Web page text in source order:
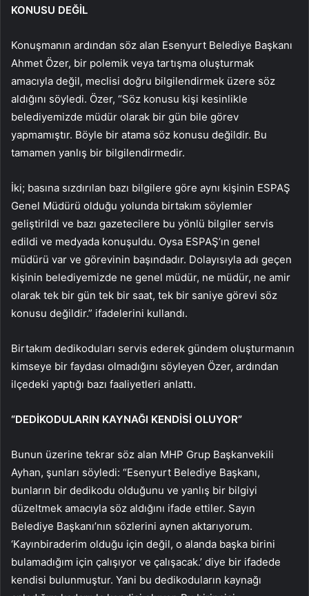
KONUSU DEĞİL
Konuşmanın ardından söz alan Esenyurt Belediye Başkanı
Ahmet Özer, bir polemik veya tartışma oluşturmak
amacıyla değil, meclisi doğru bilgilendirmek üzere söz
aldığını söyledi. Özer, “Söz konusu kişi kesinlikle
belediyemizde müdür olarak bir gün bile görev
yapmamıştır. Böyle bir atama söz konusu değildir. Bu
tamamen yanlış bir bilgilendirmedir.
İki; basına sızdırılan bazı bilgilere göre aynı kişinin ESPAŞ
Genel Müdürü olduğu yolunda birtakım söylemler
geliştirildi ve bazı gazetecilere bu yönlü bilgiler servis
edildi ve medyada konuşuldu. Oysa ESPAŞ’ın genel
müdürü var ve görevinin başındadır. Dolayısıyla adı geçen
kişinin belediyemizde ne genel müdür, ne müdür, ne amir
olarak tek bir gün tek bir saat, tek bir saniye görevi söz
konusu değildir.” ifadelerini kullandı.
Birtakım dedikoduları servis ederek gündem oluşturmanın
kimseye bir faydası olmadığını söyleyen Özer, ardından
ilçedeki yaptığı bazı faaliyetleri anlattı.
“DEDİKODULARIN KAYNAĞI KENDİSİ OLUYOR”
Bunun üzerine tekrar söz alan MHP Grup Başkanvekili
Ayhan, şunları söyledi: “Esenyurt Belediye Başkanı,
bunların bir dedikodu olduğunu ve yanlış bir bilgiyi
düzeltmek amacıyla söz aldığını ifade ettiler. Sayın
Belediye Başkanı’nın sözlerini aynen aktarıyorum.
‘Kayınbiraderim olduğu için değil, o alanda başka birini
bulamadığım için çalışıyor ve çalışacak.’ diye bir ifadede
kendisi bulunmuştur. Yani bu dedikoduların kaynağı